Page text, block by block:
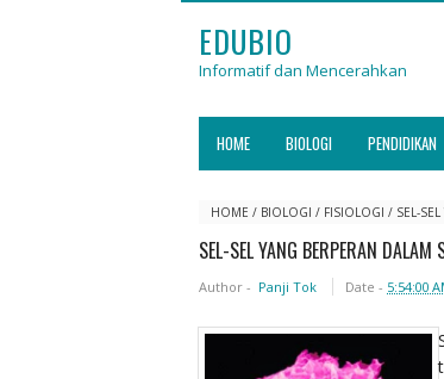
EDUBIO
Informatif dan Mencerahkan
HOME BIOLOGI PENDIDIKAN
HOME / BIOLOGI / FISIOLOGI / SEL-
SEL-SEL YANG BERPERAN
Author - Panji Tok Date - 5:54:00